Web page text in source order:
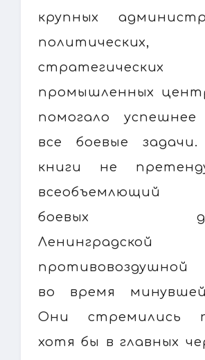
крупных
политических,
промышленных
помогало
все боевые
книги не
всеобъемлющий
боевых
Ленинградской
противовоздушной
во время
Они стремились
хотя бы в главных